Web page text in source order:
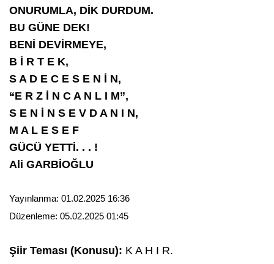
ONURUMLA, DİK DURDUM.
BU GÜNE DEK!
BENİ DEVİRMEYE,
B İ R T E K,
S A D E C E S E N İ N,
“E R Z İ N C A N L I M”,
S E N İ N S E V D A N I N,
M A L E S E F
GÜCÜ YETTİ. . . !
Ali GARBİOĞLU
Yayınlanma: 01.02.2025 16:36
Düzenleme: 05.02.2025 01:45
Şiir Teması (Konusu): K A H I R.